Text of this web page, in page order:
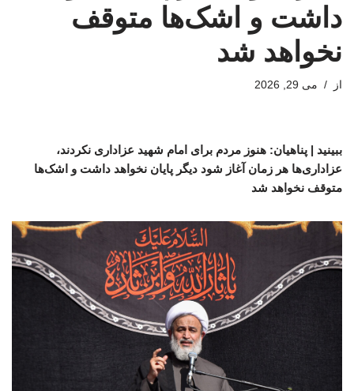
داشت و اشک‌ها متوقف
نخواهد شد
از می 29, 2026
ببینید | پناهیان: هنوز مردم برای امام شهید عزاداری نکردند،
عزاداری‌ها هر زمان آغاز شود دیگر پایان نخواهد داشت و اشک‌ها
متوقف نخواهد شد